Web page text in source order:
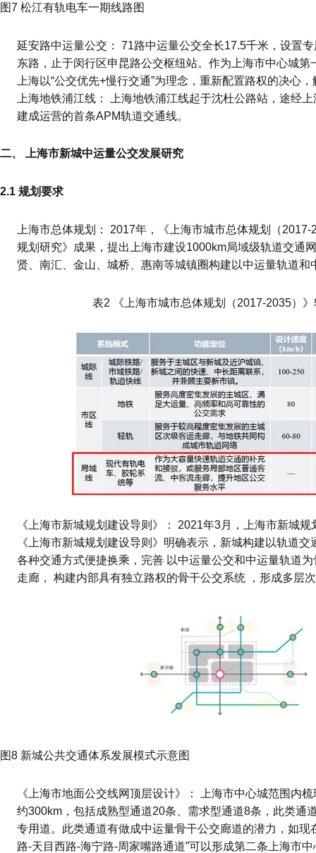
图7 松江有轨电车一期线路图
延安路中运量公交： 71路中运量公交全长17.5千米，设置
东路，止于闵行区申昆路公交枢纽站。作为上海市中心城
上海以“公交优先+慢行交通”为理念，重新配置路权的决心
上海地铁浦江线： 上海地铁浦江线起于沈杜公路站，途经
建成运营的首条APM轨道交通线。
二、 上海市新城中运量公交发展研究
2.1 规划要求
上海市总体规划： 2017年，《上海市城市总体规划（
规划研究》成果，提出上海市建设1000km局域级轨道交通
贤、南汇、金山、城桥、惠南等城镇圈构建以中运量轨道
表2 《上海市城市总体规划（2017-2035）
《上海市新城规划建设导则》： 2021年3月，上海市新城
《上海市新城规划建设导则》明确表示，新城构建以轨道
各种交通方式便捷换乘，完善 以中运量公交和中运量轨道
走廊， 构建内部具有独立路权的骨干公交系统 ，形成多层
图8 新城公共交通体系发展模式示意图
《上海市地面公交线网顶层设计》： 上海市中心城范围内
约300km，包括成熟型通道20条、需求型通道8条，此类通
专用道。此类通道有做成中运量骨干公交廊道的潜力，如现
路-天目西路-海宁路-周家嘴路通道”可以形成第二条上海市